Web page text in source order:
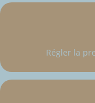
Régler la